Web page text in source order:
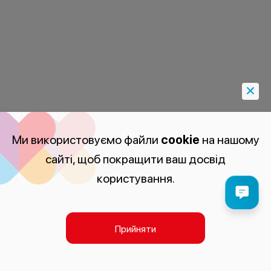
Ми використовуємо файли cookie на нашому
сайті, щоб покращити ваш досвід
користування.
Прийняти